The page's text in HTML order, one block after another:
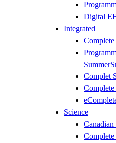
Digital
Integrated
Complet
Complete
Science
Canadian
Complete